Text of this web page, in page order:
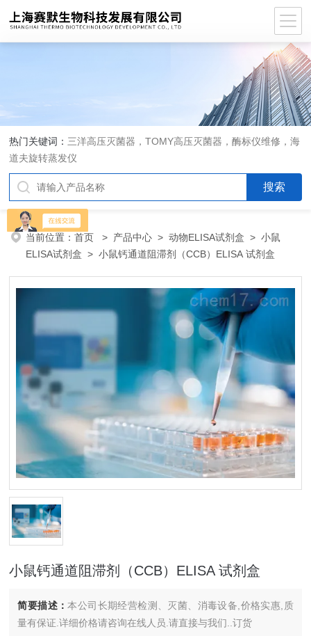
热门关键词： 三洋高压灭菌器，TOMY高压灭菌器，酶标仪维修，海
道夫旋转蒸发仪
当前位置：首页 > 产品中心 >动物ELISA试剂盒 >小鼠
ELISA试剂盒 > 小鼠钙通道阻滞剂（CCB）ELISA 试剂盒
小鼠钙通道阻滞剂（CCB）ELISA 试剂盒
简要描述：本公司长期经营检测、灭菌、消毒设备,价格实惠,质
量有保证.详细价格请咨询在线人员.请直接与我们..订货